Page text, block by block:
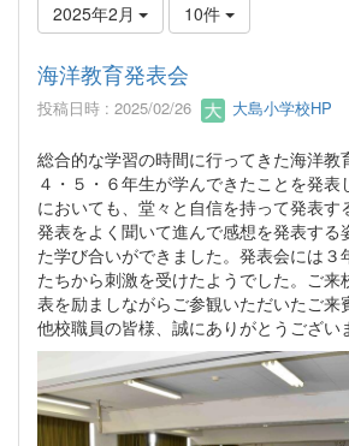
2025年2月 10件
海洋教育発表会
投稿日時 : 2025/02/26 大島小学校HP
総合的な学習の時間に行ってきた海洋教
４・５・６年生が学んできたことを発
においても、堂々と自信を持って発表す
発表をよく聞いて進んで感想を発表する
た学び合いができました。発表会には３
たちから刺激を受けたようでした。ご来
表を励ましながらご参観いただいたご来
他校職員の皆様、誠にありがとうござい